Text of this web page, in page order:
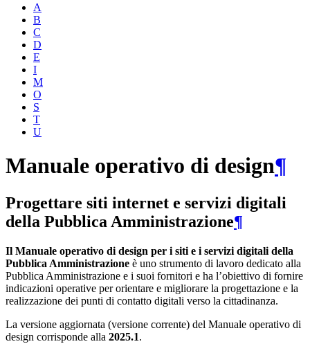
A
B
C
D
E
I
M
O
S
T
U
Manuale operativo di design¶
Progettare siti internet e servizi digitali
della Pubblica Amministrazione¶
Il Manuale operativo di design per i siti e i servizi digitali della
Pubblica Amministrazione è uno strumento di lavoro dedicato alla
Pubblica Amministrazione e i suoi fornitori e ha l’obiettivo di fornire
indicazioni operative per orientare e migliorare la progettazione e la
realizzazione dei punti di contatto digitali verso la cittadinanza.
La versione aggiornata (versione corrente) del Manuale operativo di
design corrisponde alla 2025.1.